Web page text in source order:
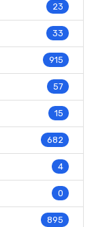
23
33
915
57
15
682
4
0
895